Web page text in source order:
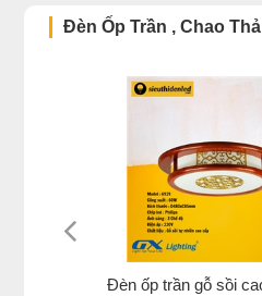
Đèn Ốp Trần , Chao
Đèn ốp trần gỗ sồi